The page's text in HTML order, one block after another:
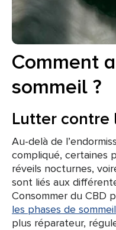
Comment
sommeil ?
Lutter contre
Au-delà de
compliqué, certaines
réveils nocturnes,
sont liés aux
Consommer du CBD
les phases de
plus réparateur,